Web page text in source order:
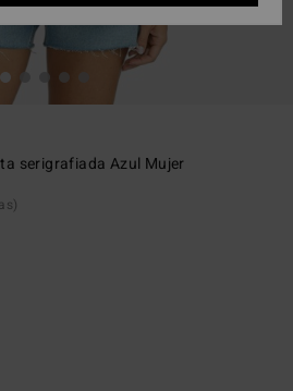
serigrafiada Azul Mujer